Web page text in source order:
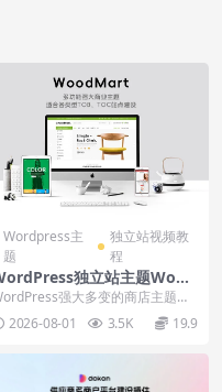
Wordpress主
题
独立站视频教
程
独立站主题Wood
商业版下载安装视频
强大多变的商店主题Wo
商业版最新版下载安装视频
程...
2026-08-01 3.5K 19.9